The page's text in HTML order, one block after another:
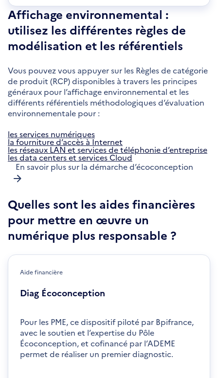
nouvelle
fenêtre
Affichage environnemental :
utilisez les différentes règles de
modélisation et les référentiels
Vous pouvez vous appuyer sur les Règles de catégorie
de produit (RCP) disponibles à travers les principes
généraux pour l’affichage environnemental et les
différents référentiels méthodologiques d’évaluation
environnementale pour :
les services numériques
la fourniture d’accès à Internet
les réseaux LAN et services de téléphonie d’entreprise
les data centers et services Cloud
En savoir plus sur la démarche d’écoconception
Quelles sont les aides financières
pour mettre en œuvre un
numérique plus responsable ?
Aide financière
Diag Écoconception
Pour les PME, ce dispositif piloté par Bpifrance,
avec le soutien et l’expertise du Pôle
Écoconception, et cofinancé par l’ADEME
permet de réaliser un premier diagnostic.